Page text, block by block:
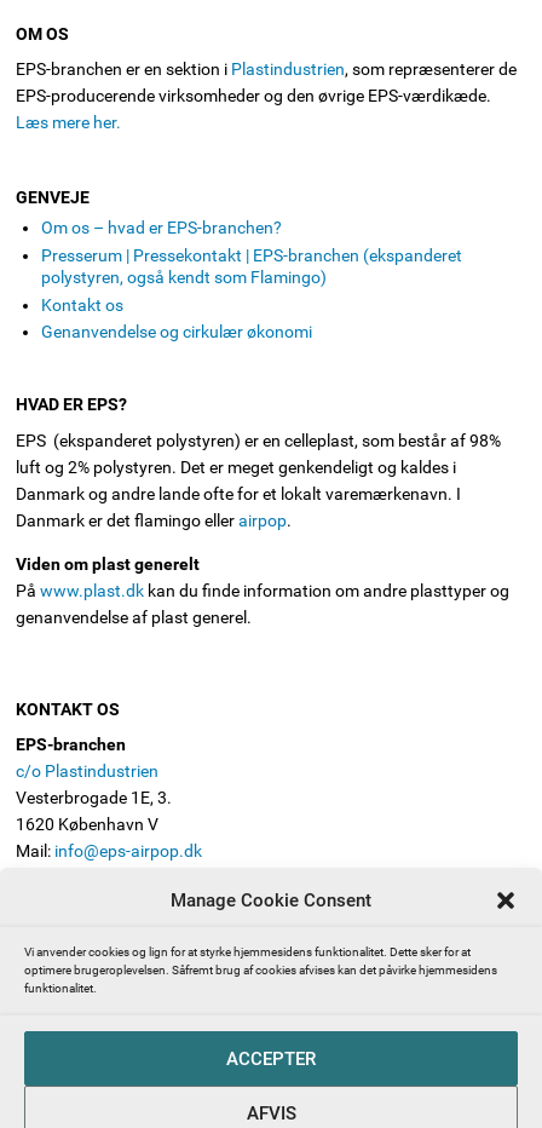
Manage Cookie Consent
Vi anvender cookies og lign for at styrke hjemmesidens funktionalitet. Dette sker for at
optimere brugeroplevelsen. Såfremt brug af cookies afvises kan det påvirke hjemmesidens
funktionalitet.
ACCEPTER
AFVIS
OM OS
EPS-branchen er en sektion i Plastindustrien, som repræsenterer de
EPS-producerende virksomheder og den øvrige EPS-værdikæde.
Læs mere her.
GENVEJE
Om os – hvad er EPS-branchen?
Presserum | Pressekontakt | EPS-branchen (ekspanderet
polystyren, også kendt som Flamingo)
Kontakt os
Genanvendelse og cirkulær økonomi
HVAD ER EPS?
EPS (ekspanderet polystyren) er en celleplast, som består af 98%
luft og 2% polystyren. Det er meget genkendeligt og kaldes i
Danmark og andre lande ofte for et lokalt varemærkenavn. I
Danmark er det flamingo ellerairpop.
Viden om plast generelt
Påwww.plast.dk kan du finde information om andre plasttyper og
genanvendelse af plast generel.
KONTAKT OS
EPS-branchen
c/o Plastindustrien
Vesterbrogade 1E, 3.
1620 København V
Mail: info@eps-airpop.dk
FØLG EPS-BRANCHEN
polystyren, også kendt som Flamingo)
Abonnér på EPS-branchens nyhedsbrev
EPS-branchen – en del af Plastindustrien beskytter dine